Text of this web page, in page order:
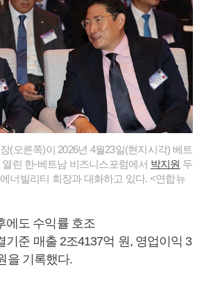
(오른쪽)이 2026년 4월23일(현지시각) 베트
린 한-베트남 비즈니스포럼에서 박지원 두
너빌리티 회장과 대화하고 있다. <연합뉴
도 수익률 호조
기준 매출 2조4137억 원, 영업이익 3
을 기록했다.